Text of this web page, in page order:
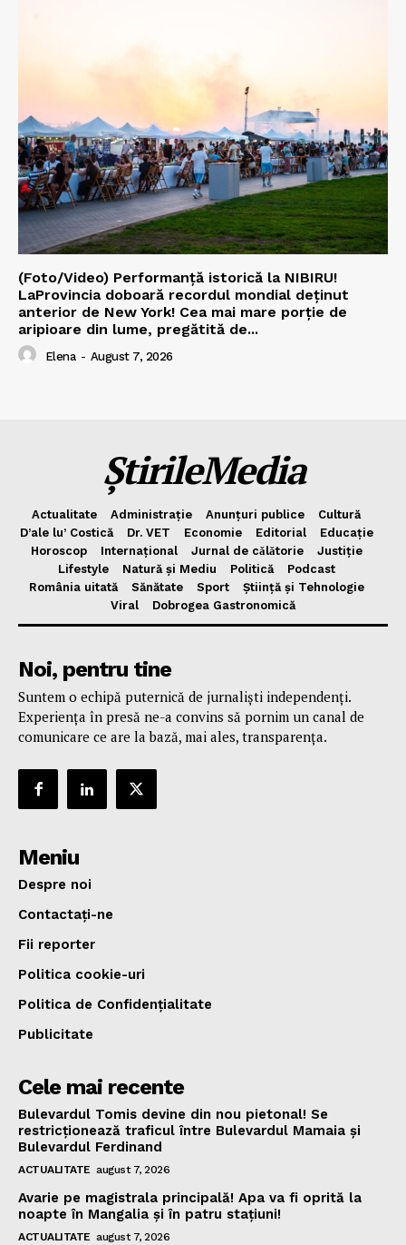
(Foto/Video) Performanță istorică la NIBIRU!
LaProvincia doboară recordul mondial deținut
anterior de New York! Cea mai mare porție de
aripioare din lume, pregătită de...
Elena - August 7, 2026
ȘtirileMedia
Actualitate Administrație Anunțuri publice
Cultură
D’ale lu’ Costică
Dr. VET Economie Editorial
Educație
Horoscop
Internațional Jurnal de cǎlǎtorie
Justiție
Lifestyle
Natură și Mediu Politică
Podcast
România uitată
Sănătate Sport
Știință și Tehnologie
Viral
Dobrogea Gastronomică
Noi, pentru tine
Suntem o echipă puternică de jurnaliști independenți.
Experiența în presă ne-a convins să pornim un canal de
comunicare ce are la bază, mai ales, transparența.
Meniu
Despre noi
Contactați-ne
Fii reporter
Politica cookie-uri
Politica de Confidențialitate
Publicitate
Cele mai recente
Bulevardul Tomis devine din nou pietonal! Se
restricționează traficul între Bulevardul Mamaia și
Bulevardul Ferdinand
ACTUALITATE august 7, 2026
Avarie pe magistrala principală! Apa va fi oprită la
noapte în Mangalia și în patru stațiuni!
ACTUALITATE august 7, 2026